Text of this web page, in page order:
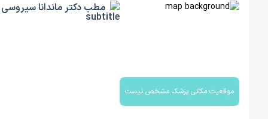
موقعیت مکانی پزشک مشخص نیست
مطب دکتر ماندانا سیروسی